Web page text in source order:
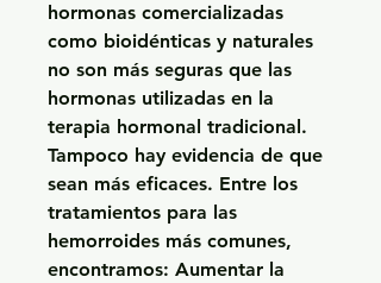
hormonas comercializadas
como bioidénticas y naturales
no son más seguras que las
hormonas utilizadas en la
terapia hormonal tradicional.
Tampoco hay evidencia de que
sean más eficaces. Entre los
tratamientos para las
hemorroides más comunes,
encontramos: Aumentar la